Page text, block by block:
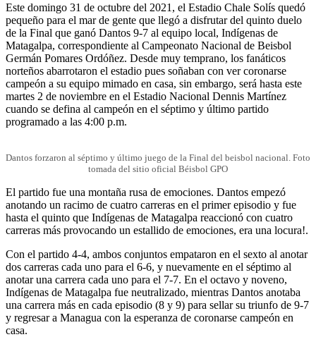
Este domingo 31 de octubre del 2021, el Estadio Chale Solís quedó
pequeño para el mar de gente que llegó a disfrutar del quinto duelo
de la Final que ganó Dantos 9-7 al equipo local, Indígenas de
Matagalpa, correspondiente al Campeonato Nacional de Beisbol
Germán Pomares Ordóñez. Desde muy temprano, los fanáticos
norteños abarrotaron el estadio pues soñaban con ver coronarse
campeón a su equipo mimado en casa, sin embargo, será hasta este
martes 2 de noviembre en el Estadio Nacional Dennis Martínez
cuando se defina al campeón en el séptimo y último partido
programado a las 4:00 p.m.
Dantos forzaron al séptimo y último juego de la Final del beisbol nacional. Foto
tomada del sitio oficial Béisbol GPO
El partido fue una montaña rusa de emociones. Dantos empezó
anotando un racimo de cuatro carreras en el primer episodio y fue
hasta el quinto que Indígenas de Matagalpa reaccionó con cuatro
carreras más provocando un estallido de emociones, era una locura!.
Con el partido 4-4, ambos conjuntos empataron en el sexto al anotar
dos carreras cada uno para el 6-6, y nuevamente en el séptimo al
anotar una carrera cada uno para el 7-7. En el octavo y noveno,
Indígenas de Matagalpa fue neutralizado, mientras Dantos anotaba
una carrera más en cada episodio (8 y 9) para sellar su triunfo de 9-7
y regresar a Managua con la esperanza de coronarse campeón en
casa.